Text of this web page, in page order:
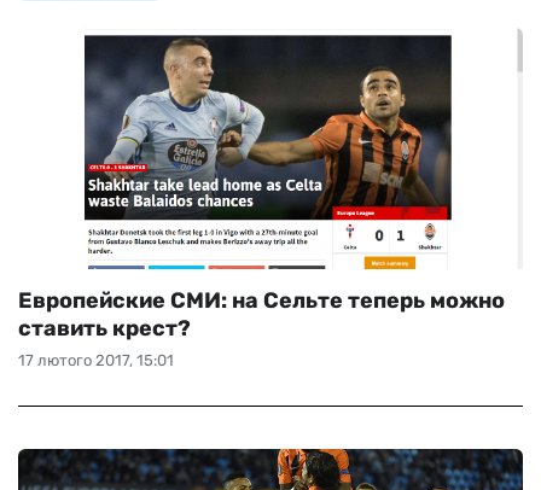
БУКМЕКЕРИ
17 лютого 2017, 15:01
Европейские СМИ: на Сельте теперь можно
ставить крест?